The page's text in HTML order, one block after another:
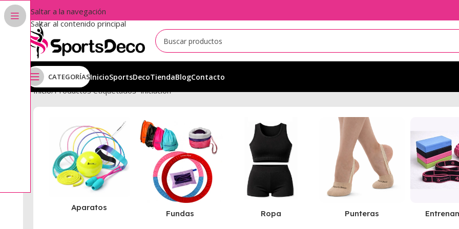
Saltar a la navegación
Saltar al contenido principal
CATEGORÍASInicioSportsDecoTiendaBlogContacto
Inicio Productos etiquetados “iniciacion”
Aparatos
Fundas Ropa Punteras